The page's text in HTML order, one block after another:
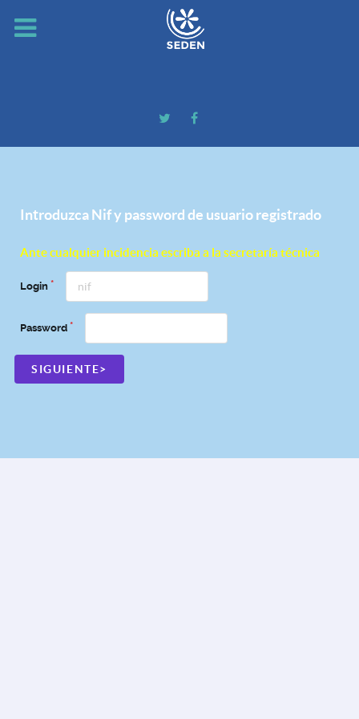
Introduzca Nif y password de usuario registrado
Ante cualquier incidencia escriba a la secretaría técnica
Login
Password
SIGUIENTE>